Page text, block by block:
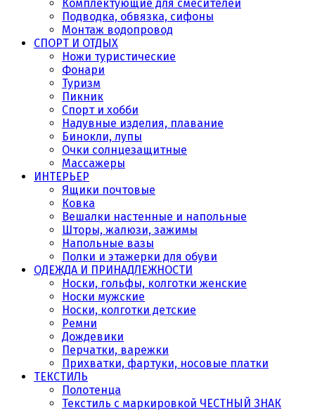
Комплектующие для смесителей
Подводка, обвязка, сифоны
Монтаж водопровод
СПОРТ И ОТДЫХ
Ножи туристические
Фонари
Туризм
Пикник
Спорт и хобби
Надувные изделия, плавание
Бинокли, лупы
Очки солнцезащитные
Массажеры
ИНТЕРЬЕР
Ящики почтовые
Ковка
Вешалки настенные и напольные
Шторы, жалюзи, зажимы
Напольные вазы
Полки и этажерки для обуви
ОДЕЖДА И ПРИНАДЛЕЖНОСТИ
Носки, гольфы, колготки женские
Носки мужские
Носки, колготки детские
Ремни
Дождевики
Перчатки, варежки
Прихватки, фартуки, носовые платки
ТЕКСТИЛЬ
Полотенца
Текстиль с маркировкой ЧЕСТНЫЙ ЗНАК